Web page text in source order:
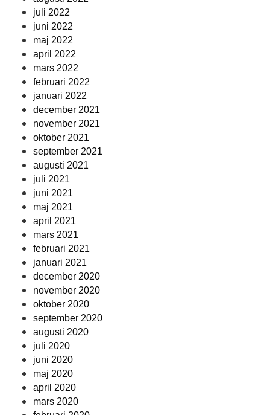
juli 2022
juni 2022
maj 2022
april 2022
mars 2022
februari 2022
januari 2022
december 2021
november 2021
oktober 2021
september 2021
augusti 2021
juli 2021
juni 2021
maj 2021
april 2021
mars 2021
februari 2021
januari 2021
december 2020
november 2020
oktober 2020
september 2020
augusti 2020
juli 2020
juni 2020
maj 2020
april 2020
mars 2020